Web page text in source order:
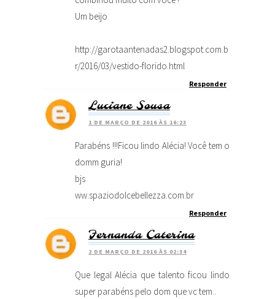
Um beijo
http://garotaantenadas2.blogspot.com.b
r/2016/03/vestido-florido.html
Responder
Luciane Sousa
1 DE MARÇO DE 2016 ÀS 16:23
Parabéns !!!Ficou lindo Alécia! Você tem o
domm guria!
bjs
ww.spaziodolcebellezza.com.br
Responder
Fernanda Caterina
2 DE MARÇO DE 2016 ÀS 02:34
Que legal Alécia que talento ficou lindo
super parabéns pelo dom que vc tem..